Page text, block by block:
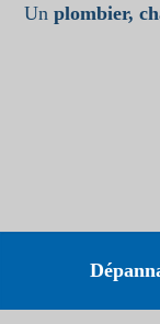
Un plombier,